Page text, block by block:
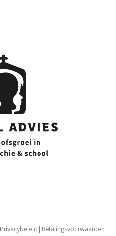
Privacybeleid | Betalingsvoorwaarden